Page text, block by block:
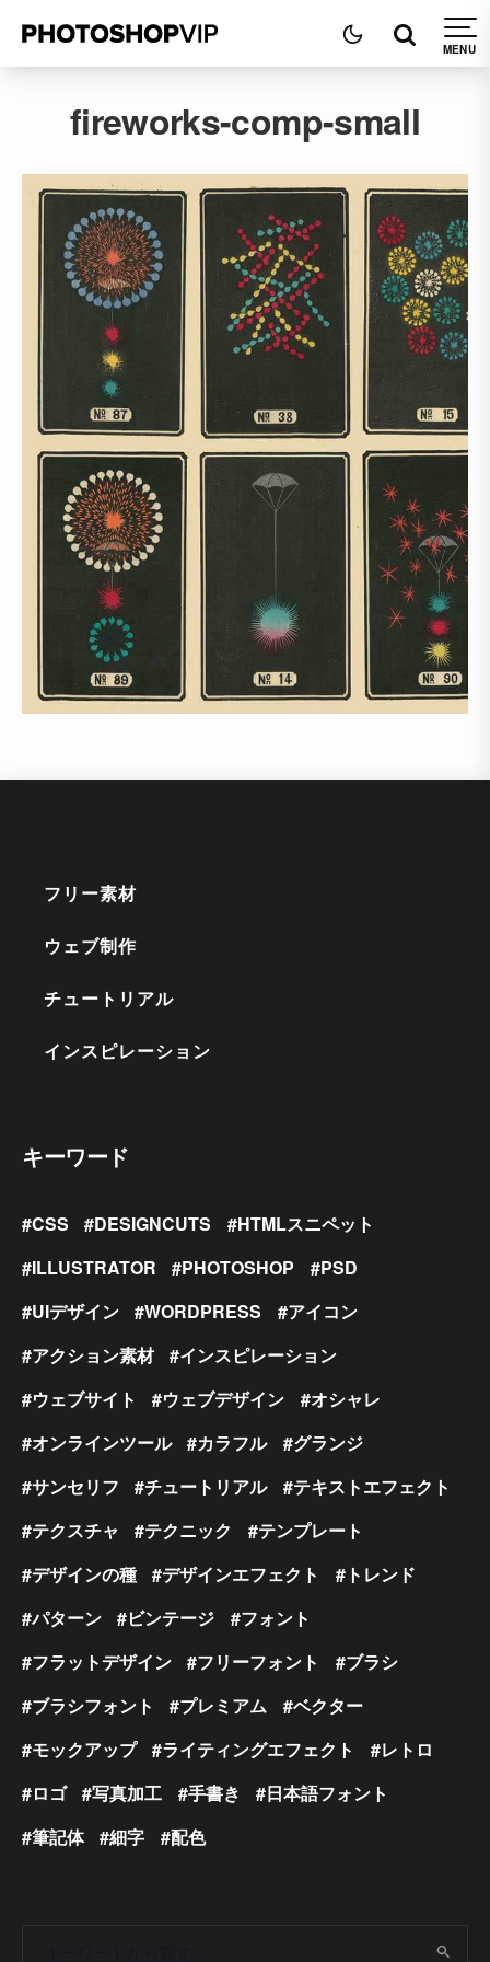
fireworks-comp-small
フリー素材
ウェブ制作
チュートリアル
インスピレーション
キーワード
CSS DESIGNCUTS
HTMLスニペット
ILLUSTRATOR
PHOTOSHOP
PSD
UIデザイン
WORDPRESS
アイコン
アクション素材
インスピレーション
ウェブサイト
ウェブデザイン
オシャレ
オンラインツール
カラフル
グランジ
サンセリフ
チュートリアル
テキストエフェクト
テクスチャ
テクニック
テンプレート
デザインの種
デザインエフェクト
トレンド
パターン
ビンテージ
フォント
フラットデザイン
フリーフォント
ブラシ
ブラシフォント
プレミアム
ベクター
モックアップ
ライティングエフェクト
レトロ
ロゴ
写真加工 手書き
日本語フォント
筆記体
細字 配色